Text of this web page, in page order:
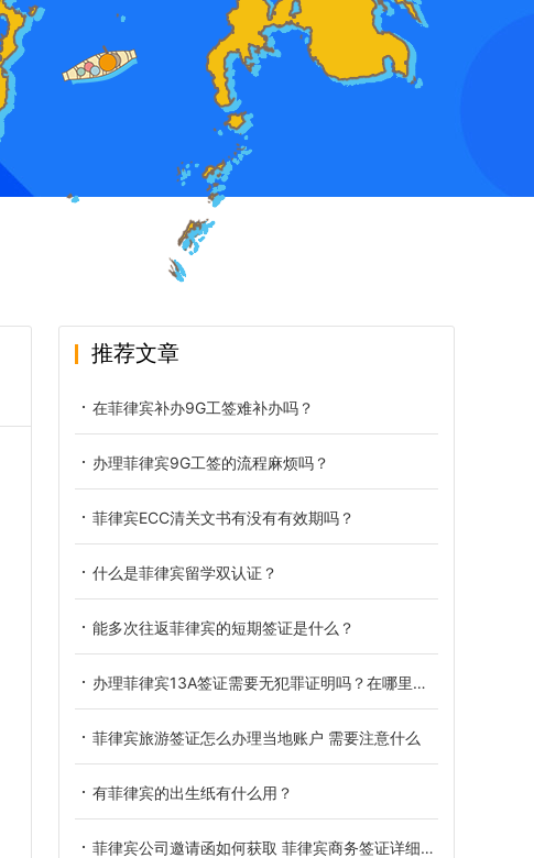
推荐文章
在菲律宾补办9G工签难补办吗？
办理菲律宾9G工签的流程麻烦吗？
菲律宾ECC清关文书有没有有效期吗？
什么是菲律宾留学双认证？
能多次往返菲律宾的短期签证是什么？
办理菲律宾13A签证需要无犯罪证明吗？在哪里可以办理无犯罪证明？
菲律宾旅游签证怎么办理当地账户 需要注意什么
有菲律宾的出生纸有什么用？
菲律宾公司邀请函如何获取 菲律宾商务签证详细介绍